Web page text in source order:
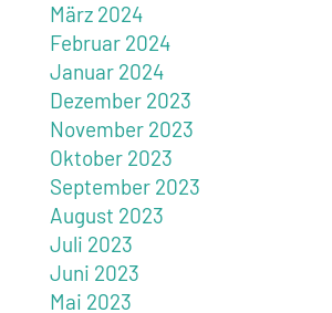
März 2024
Februar 2024
Januar 2024
Dezember 2023
November 2023
Oktober 2023
September 2023
August 2023
Juli 2023
Juni 2023
Mai 2023